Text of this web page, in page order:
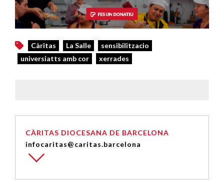
Càritas La Salle
sensibilitzacio
universiatts amb cor
xerrades
CÀRITAS DIOCESANA DE BARCELONA
infocaritas@caritas.barcelona